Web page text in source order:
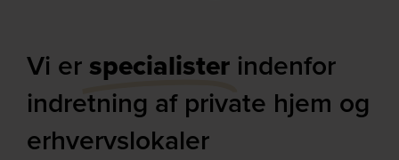
Vi er specialister indenfor
indretning af private hjem og
erhvervslokaler​